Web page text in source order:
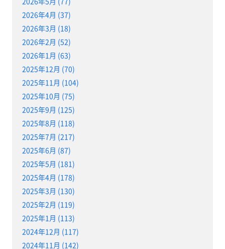
2026年4月 (37)
2026年3月 (18)
2026年2月 (52)
2026年1月 (63)
2025年12月 (70)
2025年11月 (104)
2025年10月 (75)
2025年9月 (125)
2025年8月 (118)
2025年7月 (217)
2025年6月 (87)
2025年5月 (181)
2025年4月 (178)
2025年3月 (130)
2025年2月 (119)
2025年1月 (113)
2024年12月 (117)
2024年11月 (142)